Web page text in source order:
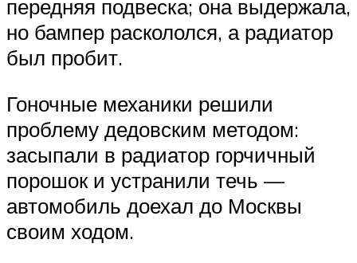
передняя подвеска; она выдержала,
но бампер раскололся, а ради­атор
был пробит.
Гоночные механики решили
проблему дедовским методом:
засыпали в радиатор горчичный
порошок и устранили течь —
автомобиль доехал до Москвы
своим ходом.